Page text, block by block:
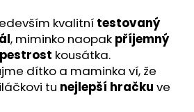
kvalitní testovaný
, miminko naopak příjemný
kousátka.
dítko a maminka ví, že
tu nejlepší hračku ve